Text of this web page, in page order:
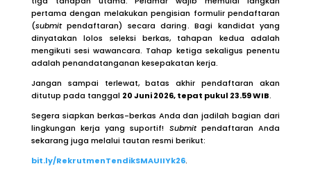
pertama dengan melakukan pengisian formulir pendaftaran
(submitpendaftaran) secara daring. Bagi kandidat yang
dinyatakan lolos seleksi berkas, tahapan kedua adalah
mengikuti sesi wawancara. Tahap ketiga sekaligus penentu
adalah penandatanganan kesepakatan kerja.
Jangan sampai terlewat, batas akhir pendaftaran akan
ditutup pada tanggal 20 Juni 2026, tepat pukul 23.59 WIB.
Segera siapkan berkas-berkas Anda dan jadilah bagian dari
lingkungan kerja yang suportif! Submitpendaftaran Anda
sekarang juga melalui tautan resmi berikut:
bit.ly/RekrutmenTendikSMAUIIYk26.